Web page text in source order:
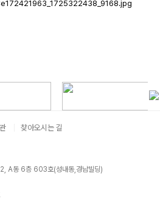
찾아오시는 길
A동 6층 603호(성내동,경남빌딩)